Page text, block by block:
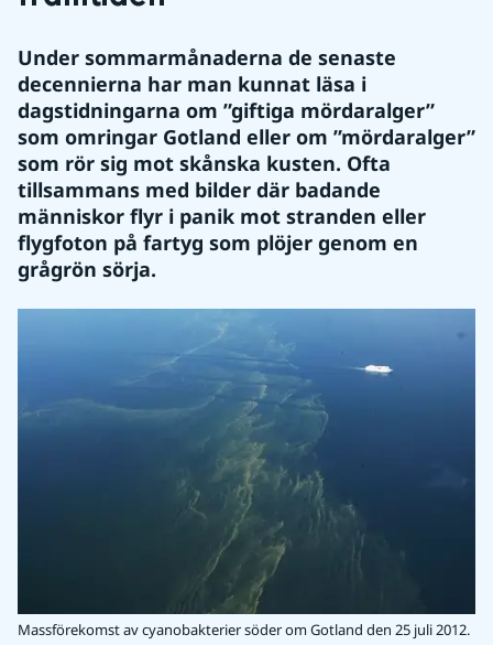
Under sommarmånaderna de senaste
decennierna har man kunnat läsa i
dagstidningarna om ”giftiga mördaralger”
som omringar Gotland eller om ”mördaralger”
som rör sig mot skånska kusten. Ofta
tillsammans med bilder där badande
människor flyr i panik mot stranden eller
flygfoton på fartyg som plöjer genom en
grågrön sörja.
Massförekomst av cyanobakterier söder om Gotland den 25 juli 2012.